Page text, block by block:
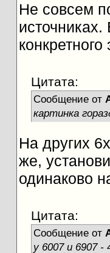
Не совсем
конкретного
Цитата:
Сообщение от
картинка
На других
же,
одинаково
Цитата:
Сообщение от
у 6007 и 6907 -